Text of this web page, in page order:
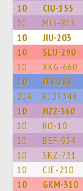
10 CIU-155
10 MLT-815
10 JIU-203
10 SLU-290
10 XKG-660
10 JFV-283
204 RJ 37344
10 HZZ-360
10 RO-10
10 BEF-934
10 SKZ-731
10 CJE-210
10 GKM-310